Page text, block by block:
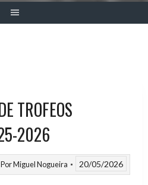
TROFEOS
2026
PorMiguel Nogueira 20/05/2026